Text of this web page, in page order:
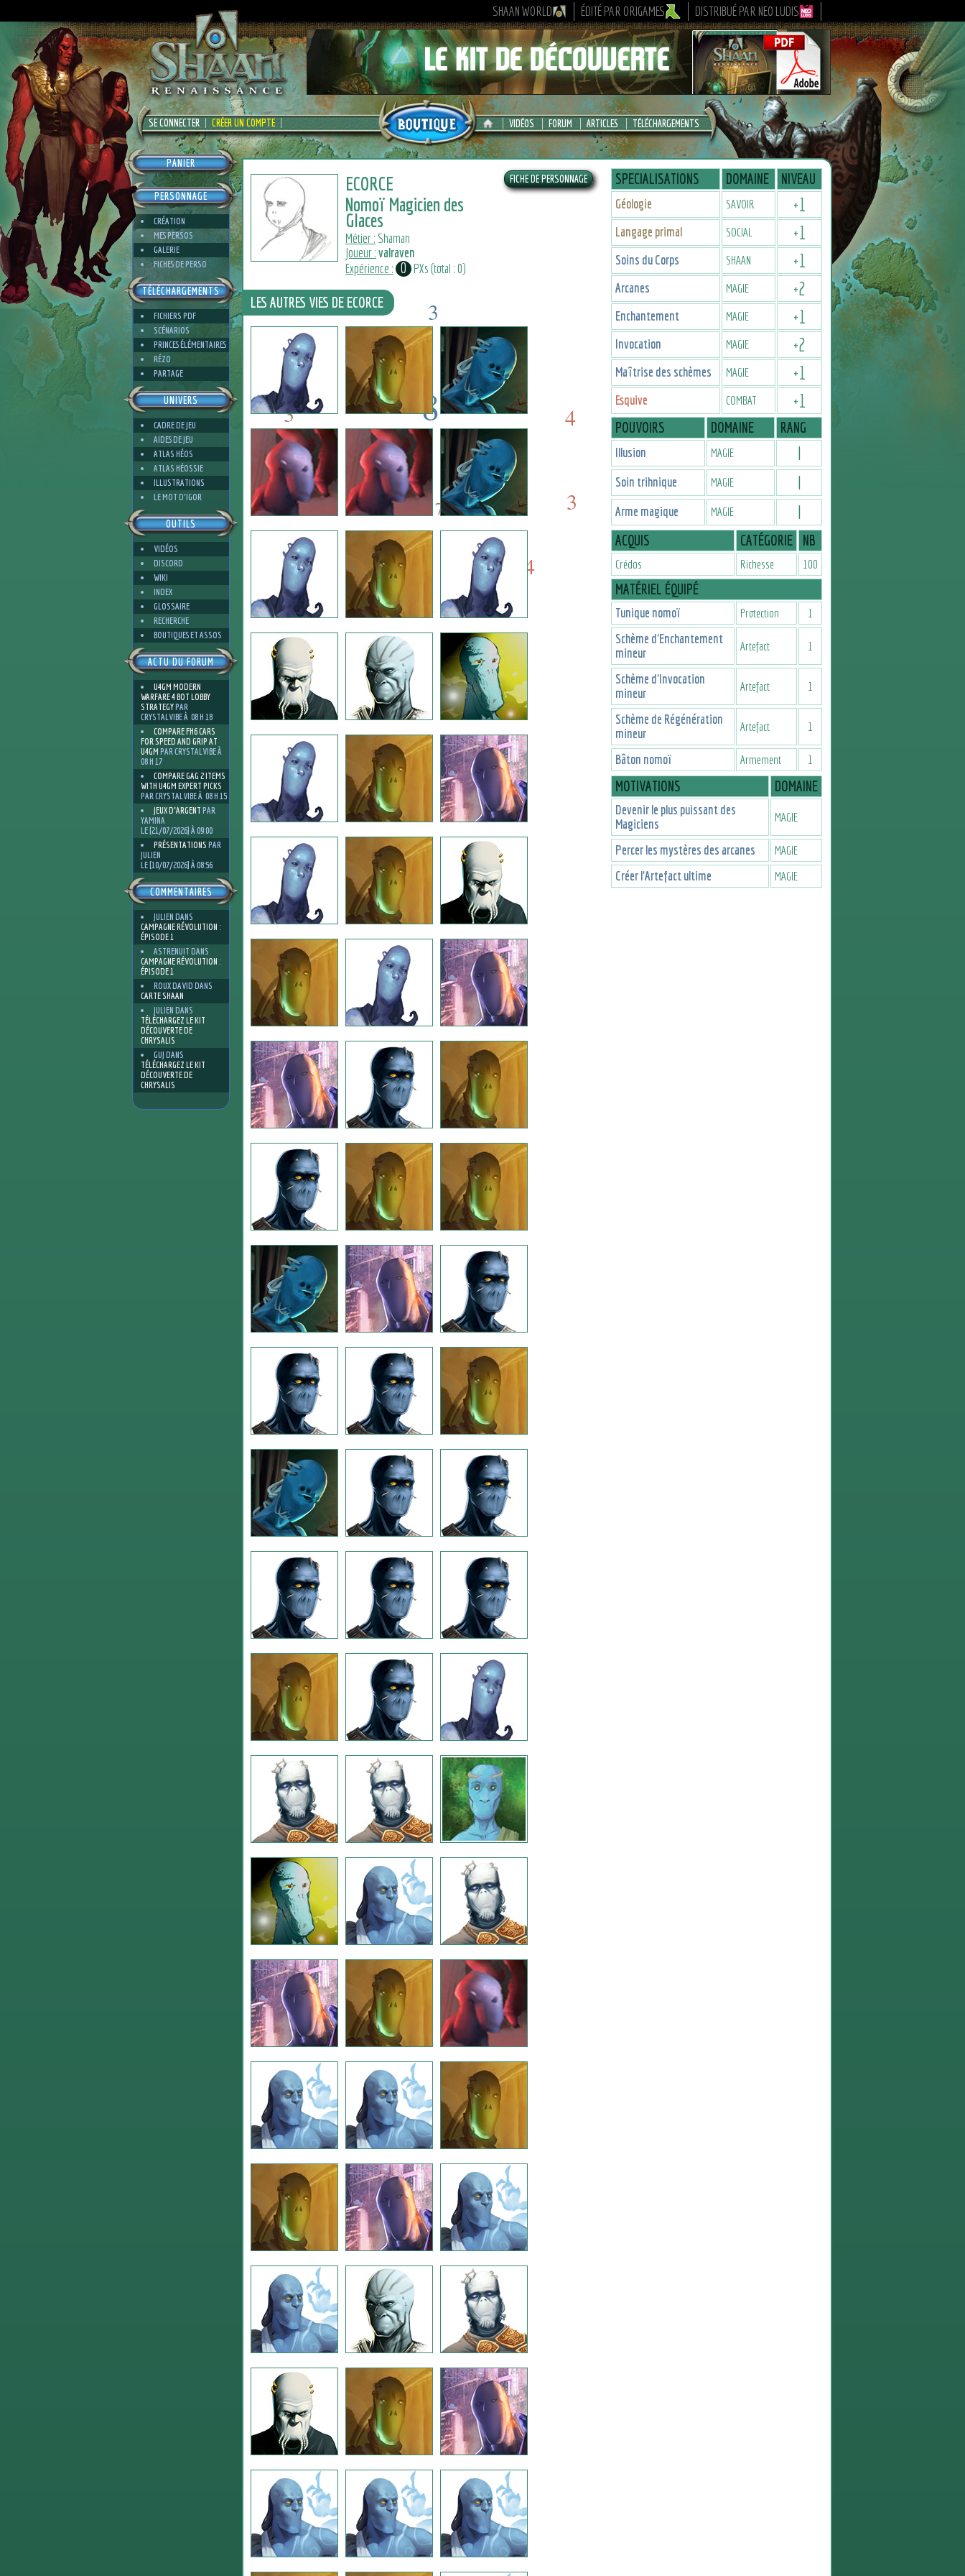
SHAAN WORLD ÉDITÉ PAR ORIGAMES DISTRIBUÉ PAR NEO LUDIS
SE CONNECTER CRÉER UN COMPTE VIDÉOS FORUM ARTICLES TÉLÉCHARGEMENTS
PANIER
PERSONNAGE
CRÉATION
MES PERSOS
GALERIE
FICHES DE PERSO
TÉLÉCHARGEMENTS
FICHIERS PDF
SCÉNARIOS
PRINCES ÉLÉMENTAIRES
RÉZO
PARTAGE
UNIVERS
CADRE DE JEU
AIDES DE JEU
ATLAS HÉOS
ATLAS HÉOSSIE
ILLUSTRATIONS
LE MOT D'IGOR
OUTILS
VIDÉOS
DISCORD
WIKI
INDEX
GLOSSAIRE
RECHERCHE
BOUTIQUES ET ASSOS
ACTU DU FORUM
U4GM MODERN
WARFARE 4 BOT LOBBY
STRATEGYPAR
CRYSTALVIBE À 08 H 18
COMPARE FH6 CARS
FOR SPEED AND GRIP AT
U4GM PAR CRYSTALVIBE À
08 H 17
COMPARE GAG 2 ITEMS
WITH U4GM EXPERT PICKS
PAR CRYSTALVIBE À 08 H 15
JEUX D'ARGENT PAR
YAMINA
LE [21/07/2026] À 09:00
PRÉSENTATIONS PAR
JULIEN
LE [10/07/2026] À 08:56
COMMENTAIRES
JULIEN DANS
CAMPAGNE RÉVOLUTION :
ÉPISODE 1
ASTRENUIT DANS
CAMPAGNE RÉVOLUTION :
ÉPISODE 1
ROUX DAVID DANS
CARTE SHAAN
JULIEN DANS
TÉLÉCHARGEZ LE KIT
DÉCOUVERTE DE
CHRYSALIS
GUJ DANS
TÉLÉCHARGEZ LE KIT
DÉCOUVERTE DE
CHRYSALIS
SPECIALISATIONS DOMAINE NIVEAU
Géologie SAVOIR +1
Langage primal SOCIAL +1
Soins du Corps SHAAN +1
Arcanes MAGIE +2
Enchantement MAGIE +1
Invocation MAGIE +2
Maîtrise des schèmes MAGIE +1
Esquive COMBAT +1
POUVOIRS DOMAINE RANG
Illusion MAGIE I
Soin trihnique MAGIE I
Arme magique MAGIE I
ACQUIS CATÉGORIE NB
Crédos Richesse 100
MATÉRIEL ÉQUIPÉ
Tunique nomoï Protection 1
Schème d'Enchantement
mineur
Artefact 1
Schème d'Invocation
mineur
Artefact 1
Schème de Régénération
mineur
Artefact 1
Bâton nomoï Armement 1
MOTIVATIONS DOMAINE
Devenir le plus puissant des
Magiciens
MAGIE
Percer les mystères des arcanes MAGIE
Créer l'Artefact ultime MAGIE
ECORCE
Nomoï Magicien des
Glaces
Métier : Shaman
Joueur :valraven
Expérience : 0 PXs (total : 0)
7
8
7 7
8
7
1
4
3
1
3
7
4
3
4
LES AUTRES VIES DE ECORCE